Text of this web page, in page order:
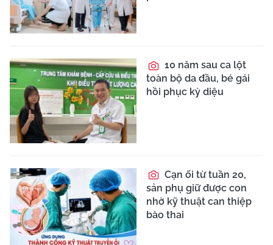
10 năm sau ca lột
toàn bộ da đầu, bé gái
hồi phục kỳ diệu
Cạn ối từ tuần 20,
sản phụ giữ được con
nhờ kỹ thuật can thiệp
bào thai